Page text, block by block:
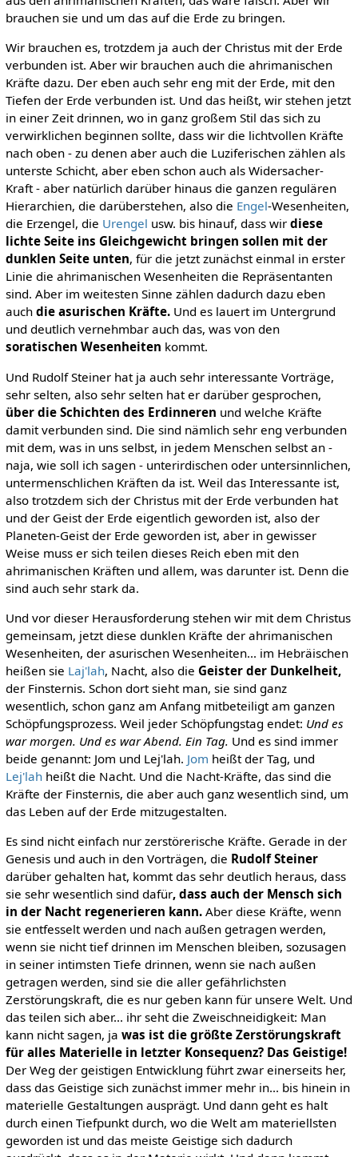
brauchen sie und um das auf die Erde zu bringen.
Wir brauchen es, trotzdem ja auch der Christus mit der Erde
verbunden ist. Aber wir brauchen auch die ahrimanischen
Kräfte dazu. Der eben auch sehr eng mit der Erde, mit den
Tiefen der Erde verbunden ist. Und das heißt, wir stehen jetzt
in einer Zeit drinnen, wo in ganz großem Stil das sich zu
verwirklichen beginnen sollte, dass wir die lichtvollen Kräfte
nach oben - zu denen aber auch die Luziferischen zählen als
unterste Schicht, aber eben schon auch als Widersacher-
Kraft - aber natürlich darüber hinaus die ganzen regulären
Hierarchien, die darüberstehen, also die Engel-Wesenheiten,
die Erzengel, die Urengel usw. bis hinauf, dass wir diese
lichte Seite ins Gleichgewicht bringen sollen mit der
dunklen Seite unten, für die jetzt zunächst einmal in erster
Linie die ahrimanischen Wesenheiten die Repräsentanten
sind. Aber im weitesten Sinne zählen dadurch dazu eben
auch die asurischen Kräfte.Und es lauert im Untergrund
und deutlich vernehmbar auch das, was von den
soratischen Wesenheiten kommt.
Und Rudolf Steiner hat ja auch sehr interessante Vorträge,
sehr selten, also sehr selten hat er darüber gesprochen,
über die Schichten des Erdinneren und welche Kräfte
damit verbunden sind. Die sind nämlich sehr eng verbunden
mit dem, was in uns selbst, in jedem Menschen selbst an -
naja, wie soll ich sagen - unterirdischen oder untersinnlichen,
untermenschlichen Kräften da ist. Weil das Interessante ist,
also trotzdem sich der Christus mit der Erde verbunden hat
und der Geist der Erde eigentlich geworden ist, also der
Planeten-Geist der Erde geworden ist, aber in gewisser
Weise muss er sich teilen dieses Reich eben mit den
ahrimanischen Kräften und allem, was darunter ist. Denn die
sind auch sehr stark da.
Und vor dieser Herausforderung stehen wir mit dem Christus
gemeinsam, jetzt diese dunklen Kräfte der ahrimanischen
Wesenheiten, der asurischen Wesenheiten... im Hebräischen
heißen sie Laj'lah, Nacht, also die Geister der Dunkelheit,
der Finsternis. Schon dort sieht man, sie sind ganz
wesentlich, schon ganz am Anfang mitbeteiligt am ganzen
Schöpfungsprozess. Weil jeder Schöpfungstag endet: Und es
war morgen. Und es war Abend. Ein Tag. Und es sind immer
beide genannt: Jom und Lej'lah. Jom heißt der Tag, und
Lej'lahheißt die Nacht. Und die Nacht-Kräfte, das sind die
Kräfte der Finsternis, die aber auch ganz wesentlich sind, um
das Leben auf der Erde mitzugestalten.
Es sind nicht einfach nur zerstörerische Kräfte. Gerade in der
Genesis und auch in den Vorträgen, die Rudolf Steiner
darüber gehalten hat, kommt das sehr deutlich heraus, dass
sie sehr wesentlich sind dafür, dass auch der Mensch sich
in der Nacht regenerieren kann.Aber diese Kräfte, wenn
sie entfesselt werden und nach außen getragen werden,
wenn sie nicht tief drinnen im Menschen bleiben, sozusagen
in seiner intimsten Tiefe drinnen, wenn sie nach außen
getragen werden, sind sie die aller gefährlichsten
Zerstörungskraft, die es nur geben kann für unsere Welt. Und
das teilen sich aber... ihr seht die Zweischneidigkeit: Man
kann nicht sagen, ja was ist die größte Zerstörungskraft
für alles Materielle in letzter Konsequenz? Das Geistige!
Der Weg der geistigen Entwicklung führt zwar einerseits her,
dass das Geistige sich zunächst immer mehr in... bis hinein in
materielle Gestaltungen ausprägt. Und dann geht es halt
durch einen Tiefpunkt durch, wo die Welt am materiellsten
geworden ist und das meiste Geistige sich dadurch